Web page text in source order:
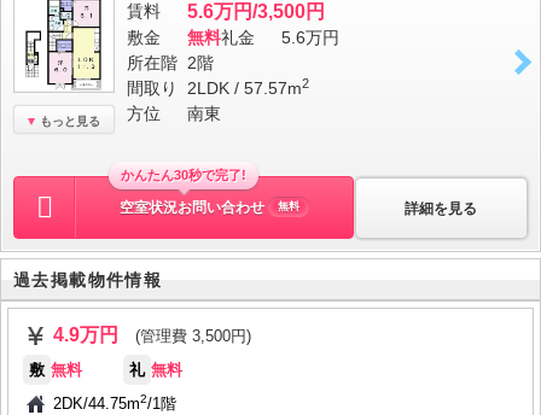
もっと見る
賃料 5.6万円/3,500円
敷金 無料礼金
5.6万円
所在階 2階
間取り
2LDK / 57.57m2
方位 南東
詳細を見る
かんたん30秒で完了!
空室状況お問い合わせ 無料
過去掲載物件情報
4.9万円
(管理費 3,500円)
敷 無料 礼 無料
2DK/44.75m2/1階